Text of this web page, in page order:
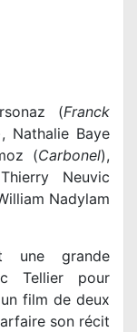
(Franck
Nathalie Baye
(Carbonel),
Neuvic
Nadylam
une grande
Tellier pour
film de deux
son récit